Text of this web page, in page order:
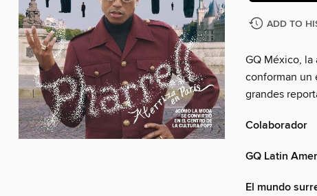
ADD TO
GQ México,
conforman un
grandes
Colaborador
GQ Latin
El mundo